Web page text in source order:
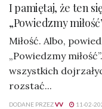
I pamiętaj, że ten
„Powiedzmy
Miłość. Albo,
„Powiedzmy
wszystkich
rozstać...
DODANE PRZEZVV 11-02-